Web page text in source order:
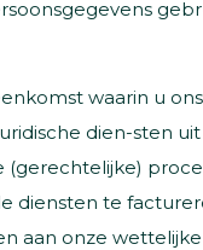
waarin u
dien-sten
(gerechtelijke)
diensten te
aan onze